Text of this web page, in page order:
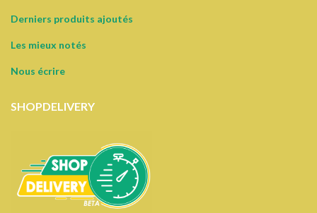
Derniers produits ajoutés
Les mieux notés
Nous écrire
SHOPDELIVERY